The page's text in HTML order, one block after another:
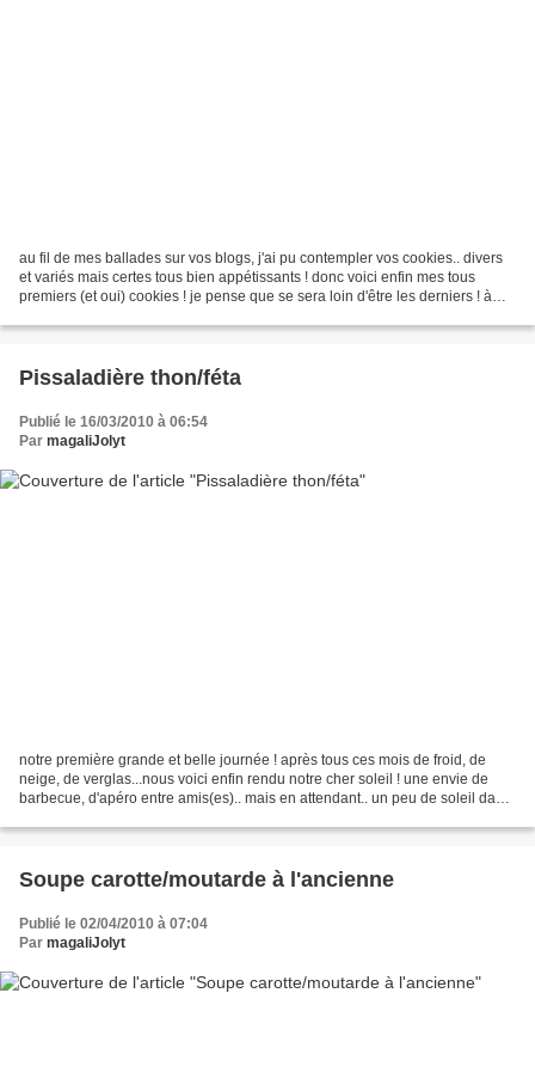
au fil de mes ballades sur vos blogs, j'ai pu contempler vos cookies.. divers
et variés mais certes tous bien appétissants ! donc voici enfin mes tous
premiers (et oui) cookies ! je pense que se sera loin d'être les derniers ! à
Pissaladière thon/féta
Publié le 16/03/2010 à 06:54
Par magaliJolyt
notre première grande et belle journée ! après tous ces mois de froid, de
neige, de verglas...nous voici enfin rendu notre cher soleil ! une envie de
barbecue, d'apéro entre amis(es).. mais en attendant.. un peu de soleil dans
Soupe carotte/moutarde à l'ancienne
Publié le 02/04/2010 à 07:04
Par magaliJolyt